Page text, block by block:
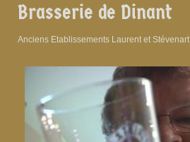
Brasserie de Dinant
Anciens Etablissements Laurent et Stévenart